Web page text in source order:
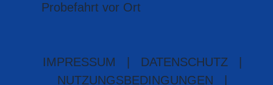
Probefahrt vor Ort
IMPRESSUM DATENSCHUTZ
NUTZUNGSBEDINGUNGEN